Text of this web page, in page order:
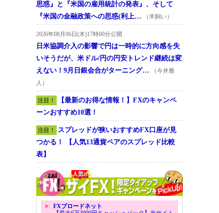
思惑』と『米国の雇用統計の発表』、そして
『米国の金融政策への思惑(利上…
（羊飼い）
2026年08月06日(木)17時00分公開
日米協調介入の影響で円は一時的に方向感を失
いそうだが、米ドル/円の円安トレンド継続は変
えない！9月日銀会合がターニング…
（今井雅
人）
注目！
【最新のお得な情報！】FXのキャンペ
ーンおすすめ10選！
注目！
スプレッドが狭いおすすめFX口座が見
つかる！ 【人気13通貨ペアのスプレッド比較
表】
FXブロードネット